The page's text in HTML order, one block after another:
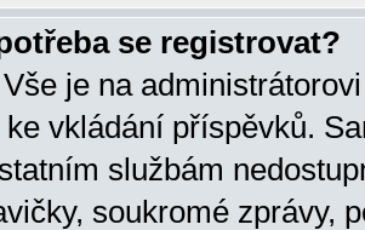
se registrovat?
je na
vkládání příspěvků.
službám
soukromé zprávy,